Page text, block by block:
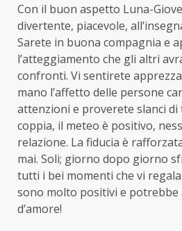
Con il buon aspetto Luna-
divertente, piacevole,
Sarete in buona compagnia e
l’atteggiamento che gli altri
confronti. Vi sentirete
mano l’affetto delle persone
attenzioni e proverete slanci di
coppia, il meteo è positivo,
relazione. La fiducia è
mai. Soli; giorno dopo giorno
tutti i bei momenti che vi
sono molto positivi e
d’amore!